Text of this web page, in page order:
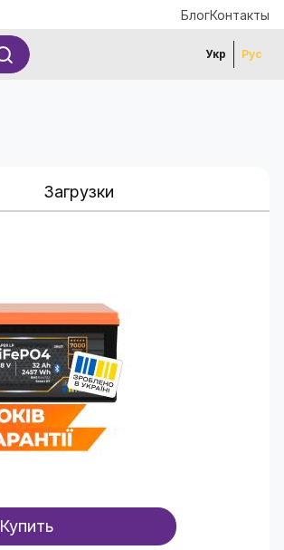
БлогКонтакты
Укр Рус
Загрузки
Купить